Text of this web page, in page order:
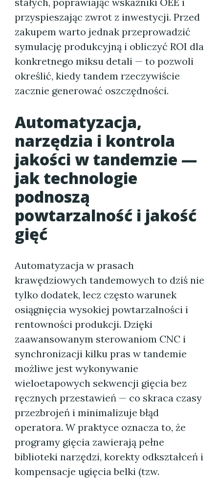
przyspieszając zwrot z inwestycji. Przed
zakupem warto jednak przeprowadzić
symulację produkcyjną i obliczyć ROI dla
konkretnego miksu detali — to pozwoli
określić, kiedy tandem rzeczywiście
zacznie generować oszczędności.
Automatyzacja,
narzędzia i kontrola
jakości w tandemzie —
jak technologie
podnoszą
powtarzalność i jakość
gięć
Automatyzacja w prasach
krawędziowych tandemowych to dziś nie
tylko dodatek, lecz często warunek
osiągnięcia wysokiej powtarzalności i
rentowności produkcji. Dzięki
zaawansowanym sterowaniom CNC i
synchronizacji kilku pras w tandemie
możliwe jest wykonywanie
wieloetapowych sekwencji gięcia bez
ręcznych przestawień — co skraca czasy
przezbrojeń i minimalizuje błąd
operatora. W praktyce oznacza to, że
programy gięcia zawierają pełne
biblioteki narzędzi, korekty odkształceń i
kompensacje ugięcia belki (tzw.